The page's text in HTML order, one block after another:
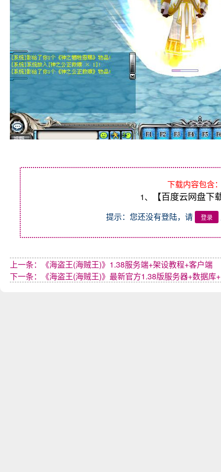
下载内容包含
1、
【百度云网盘下
提示：您还没有登陆，请 登录
上一条：《海盗王(海贼王)》1.38服务端+架设教程+客户端
下一条：《海盗王(海贼王)》最新官方1.38版服务器+数据库